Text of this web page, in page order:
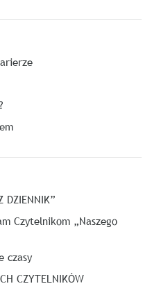
DZIENNIK”
Czytelnikom „Naszego
czasy
CZYTELNIKÓW